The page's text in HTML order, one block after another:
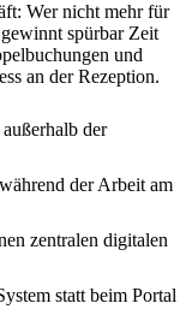
Wer nicht mehr für
spürbar Zeit
und
an der Rezeption.
der
der Arbeit am
zentralen digitalen
statt beim Portal